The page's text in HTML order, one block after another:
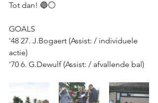
Tot dan! 🔵⚪️
GOALS
'48 27. J.Bogaert (Assist: / individuele
actie)
'70 6. G.Dewulf (Assist: / afvallende bal)